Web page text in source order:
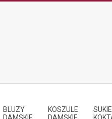
BLUZY
KOSZULE